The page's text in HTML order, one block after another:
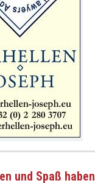
und Spaß haben